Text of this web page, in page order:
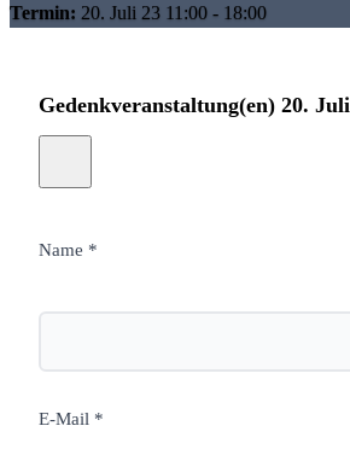
Termin: 20. Juli 23 11:00 - 18:00
Gedenkveranstaltung(en) 20. Juli
Name *
E-Mail *